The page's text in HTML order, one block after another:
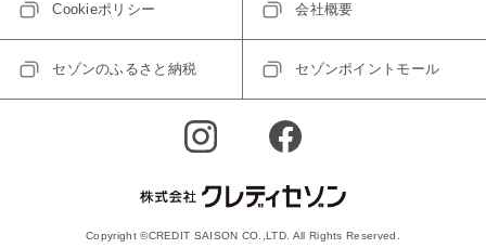
Cookieポリシー 会社概要
セゾンのふるさと納税 セゾンポイントモール
Copyright ©CREDIT SAISON CO.,LTD. All Rights Reserved.